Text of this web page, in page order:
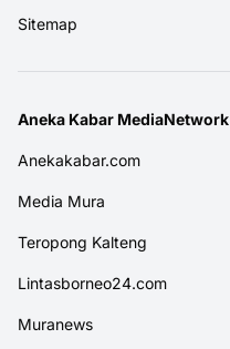
Sitemap
Aneka Kabar MediaNetwork
Anekakabar.com
Media Mura
Teropong Kalteng
Lintasborneo24.com
Muranews